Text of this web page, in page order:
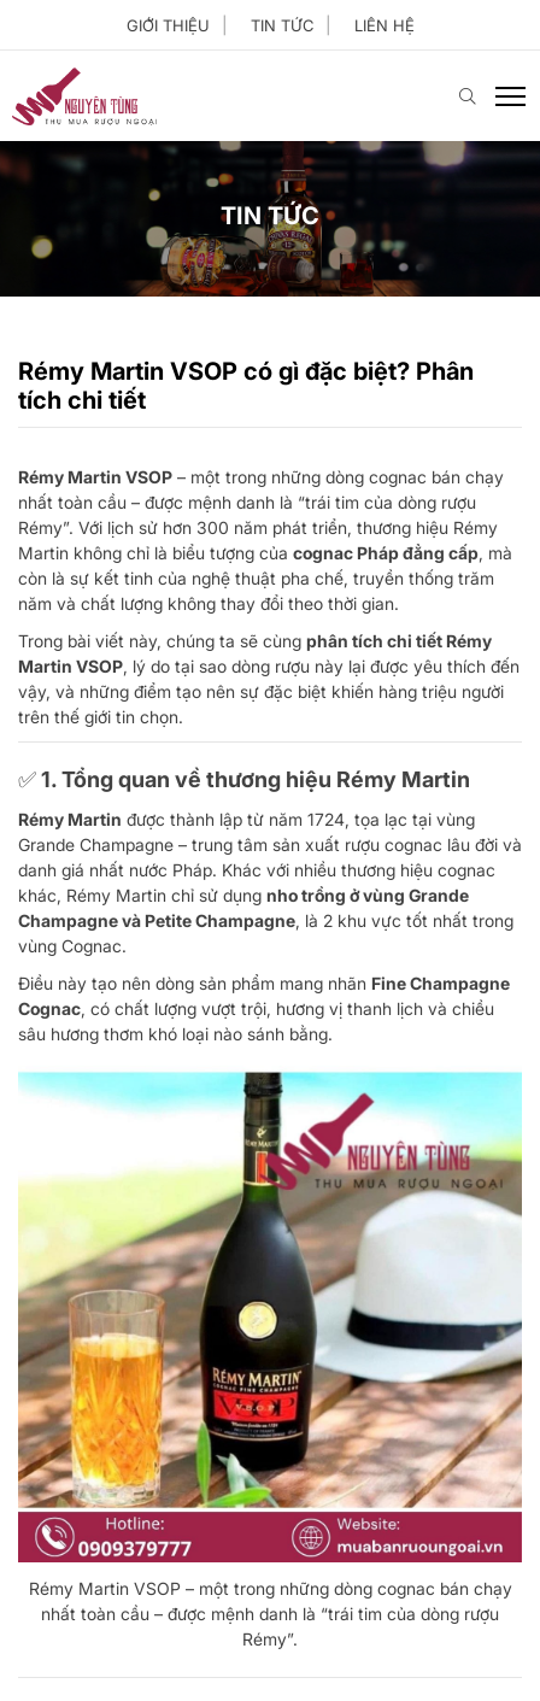
GIỚI THIỆU TIN TỨC LIÊN HỆ
TIN TỨC
Rémy Martin VSOP có gì đặc biệt? Phân
tích chi tiết
Rémy Martin VSOP – một trong những dòng cognac bán chạy
nhất toàn cầu – được mệnh danh là “trái tim của dòng rượu
Rémy”. Với lịch sử hơn 300 năm phát triển, thương hiệu Rémy
Martin không chỉ là biểu tượng của cognac Pháp đẳng cấp, mà
còn là sự kết tinh của nghệ thuật pha chế, truyền thống trăm
năm và chất lượng không thay đổi theo thời gian.
Trong bài viết này, chúng ta sẽ cùng phân tích chi tiết Rémy
Martin VSOP, lý do tại sao dòng rượu này lại được yêu thích đến
vậy, và những điểm tạo nên sự đặc biệt khiến hàng triệu người
trên thế giới tin chọn.
✅ 1. Tổng quan về thương hiệu Rémy Martin
Rémy Martin được thành lập từ năm 1724, tọa lạc tại vùng
Grande Champagne – trung tâm sản xuất rượu cognac lâu đời và
danh giá nhất nước Pháp. Khác với nhiều thương hiệu cognac
khác, Rémy Martin chỉ sử dụng nho trồng ở vùng Grande
Champagne và Petite Champagne, là 2 khu vực tốt nhất trong
vùng Cognac.
Điều này tạo nên dòng sản phẩm mang nhãn Fine Champagne
Cognac, có chất lượng vượt trội, hương vị thanh lịch và chiều
sâu hương thơm khó loại nào sánh bằng.
Rémy Martin VSOP – một trong những dòng cognac bán chạy
nhất toàn cầu – được mệnh danh là “trái tim của dòng rượu
Rémy”.